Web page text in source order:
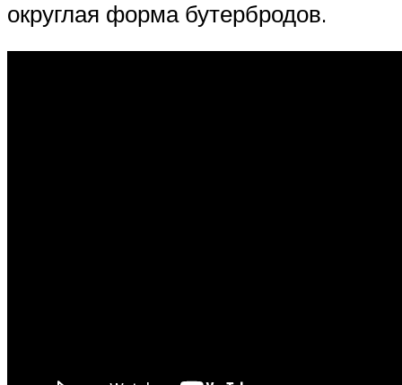
округлая форма бутербродов.